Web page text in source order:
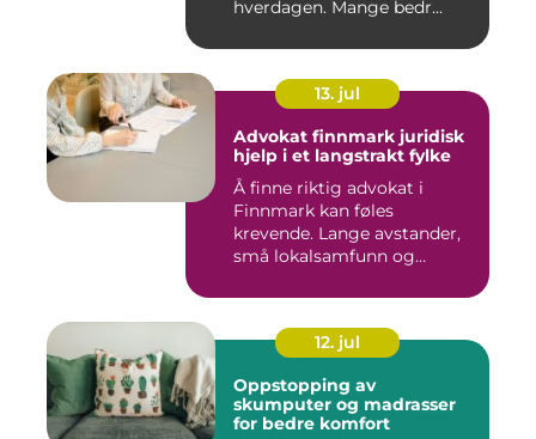
hverdagen. Mange bedr...
13. jul
Advokat finnmark juridisk
hjelp i et langstrakt fylke
Å finne riktig advokat i
Finnmark kan føles
krevende. Lange avstander,
små lokalsamfunn og
12. jul
Oppstopping av
skumputer og madrasser
for bedre komfort